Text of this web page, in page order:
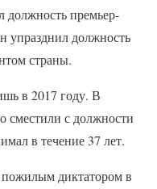
должность премьер-
упразднил должность
страны.
в 2017 году. В
сместили с должности
в течение 37 лет.
диктатором в